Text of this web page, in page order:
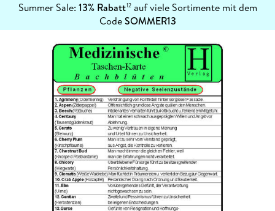
Summer Sale: 13% Rabatt12auf viele Sortimente mit dem
CodeSOMMER13
erfahren